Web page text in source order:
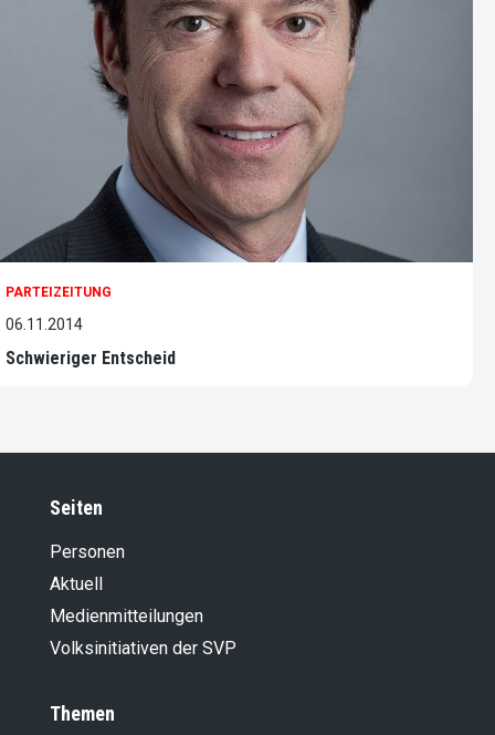
PARTEIZEITUNG
06.11.2014
Schwieriger Entscheid
Seiten
Personen
Aktuell
Medienmitteilungen
Volksinitiativen der SVP
Themen